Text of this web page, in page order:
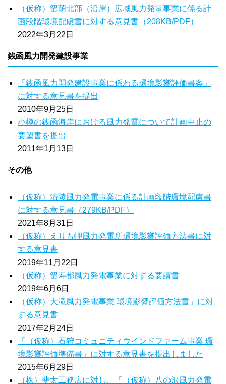
（仮称）留萌北部（沿岸）広域風力発電事業に係る計
画段階環境配慮書に対する意見書（208KB/PDF）
2022年3月22日
銭函風力開発建設事業
「銭函風力開発建設事業に係わる環境影響評価書案」
に対する意見書を提出
2010年9月25日
小樽の銭函海岸における風力発電について計画中止の
要望書を提出
2011年1月13日
その他
（仮称）清陵風力発電事業に係る計画段階環境配慮書
に対する意見書（279KB/PDF）
2021年8月31日
（仮称）えりも岬風力発電所環境影響評価方法書に対
する意見書
2019年11月22日
（仮称）留寿都風力発電事業に対する要請書
2019年6月6日
（仮称）大滝風力発電事業 環境影響評価方法書」に対
する意見書
2017年2月24日
「（仮称）石狩コミュニティウインドファーム事業 環
境影響評価準備書」に対する意見書を提出しました
2015年6月29日
（株）斐太工務店に対し、「（仮称）八の沢風力発電